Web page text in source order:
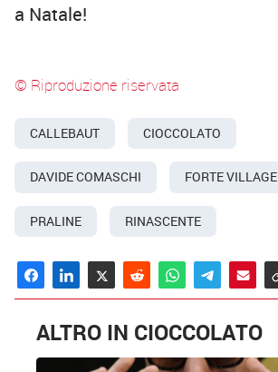
a Natale!
© Riproduzione riservata
CALLEBAUT CIOCCOLATO
DAVIDE COMASCHI FORTE VILLAGE
PRALINE RINASCENTE
ALTRO IN CIOCCOLATO